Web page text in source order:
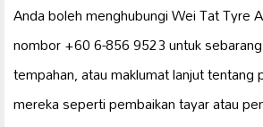
Anda boleh menghubungi Wei Tat Tyre
nombor +60 6-856 9523 untuk
tempahan, atau maklumat lanjut tentang
mereka seperti pembaikan tayar atau